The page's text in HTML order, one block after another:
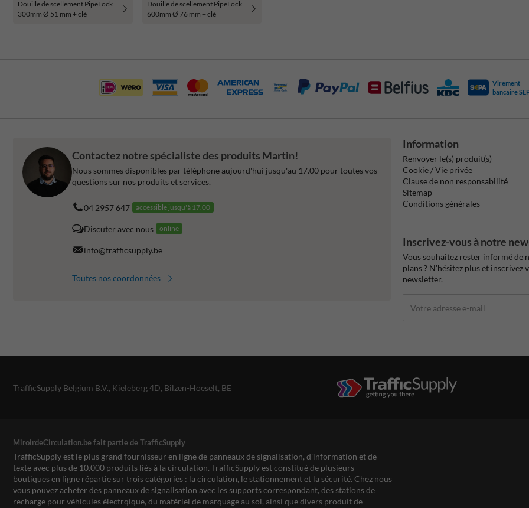
Douille de scellement PipeLock
300mm Ø 51 mm + clé
Douille de scellement PipeLock
600mm Ø 76 mm + clé
Virement
bancaire
Contactez notre spécialiste des produits Martin!
Nous sommes disponibles par téléphone aujourd'hui jusqu'au 17.00 pour toutes vos
questions sur nos produits et services.
04 2957 647 accessible jusqu'à 17.00
Discuter avec nous online
info@trafficsupply.be
Toutes nos coordonnées
Information
Renvoyer le(s) produit(s)
Cookie / Vie privée
Clause de non responsabilité
Sitemap
Conditions générales
Inscrivez-vous à notre
Vous souhaitez rester informé de
plans ? N'hésitez plus et inscrivez
newsletter.
TrafficSupply Belgium B.V., Kieleberg 4D, Bilzen-Hoeselt, BE
MiroirdeCirculation.be fait partie de TrafficSupply
TrafficSupply est le plus grand fournisseur en ligne de panneaux de signalisation, d'information et de
texte avec plus de 10.000 produits liés à la circulation. TrafficSupply est constitué de plusieurs
boutiques en ligne répartie sur trois catégories : la circulation, le stationnement et la sécurité. Chez nous
vous pouvez acheter des panneaux de signalisation avec les supports correspondant, des stations de
recharge pour véhicules électrqique, du matériel de marquage au sol, ainsi que divers produit de